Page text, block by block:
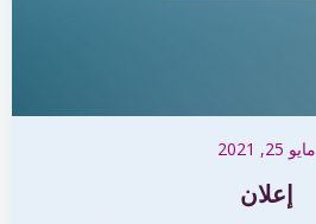
مايو 25, 2021
إعلان